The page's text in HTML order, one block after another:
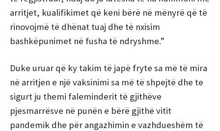
arritjet, kualifikimet që keni bërë në mënyrë që të
rinovojmë të dhënat tuaj dhe të nxisim
bashkëpunimet në fusha të ndryshme.”
Duke uruar që ky takim të japë fryte sa më të mira
në arritjen e një vaksinimi sa më të shpejtë dhe te
sigurt ju themi faleminderit të gjithëve
pjesmarrësve në punën e bërë gjithë vitit
pandemik dhe për angazhimin e vazhdueshëm të